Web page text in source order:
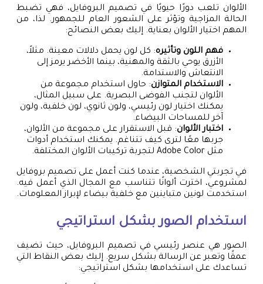
الألوان تلعب دورًا حيويًا في تصميم البروفايل، فهي تضبط
الحالة المزاجية وتؤثر على الشعور العام للجمهور. لذا، من
المهم اختيار الألوان بعناية. إليك بعض النصائح:
فهم اللون وتأثيره: كل لون يحمل دلالات معينة. مثلاً،
الأزرق يوحي بالثقة والمهنية، بينما الأخضر يرمز إلى
الانتعاش والاستدامة.
الاستخدام المتوازن: حاول استخدام مجموعة من
الألوان لتجنب الفوضى البصرية. على سبيل المثال،
يمكنك اختيار لون رئيسي، ولون ثانوي، لون خلفية، ولون
آخر للمساحات البيضاء.
اختبار الألوان: قبل الاستقرار على مجموعة من الألوان،
جربها معًا لترى كيف تتناغم. يمكنك استخدام أدوات
مثل Adobe Color لتجربة تركيبات الألوان المختلفة.
في تجربتي الشخصية، عندما كنت أعمل على تصميم بروفايل
لمشروعي، اخترت ألوانًا تتناسب مع المجال الذي أعمل فيه.
استخدمت لونين متباينين مع خلفية بيضاء لإبراز المعلومات.
استخدام الصور بشكل استراتيجي
الصور هي عنصر رئيسي في تصميم البروفايل، حيث تضيف
عمقًا وتعبر عن الرسالة بشكل سريع. إليك بعض النقاط التي
تساعدك على استخدامها بشكل استراتيجي: